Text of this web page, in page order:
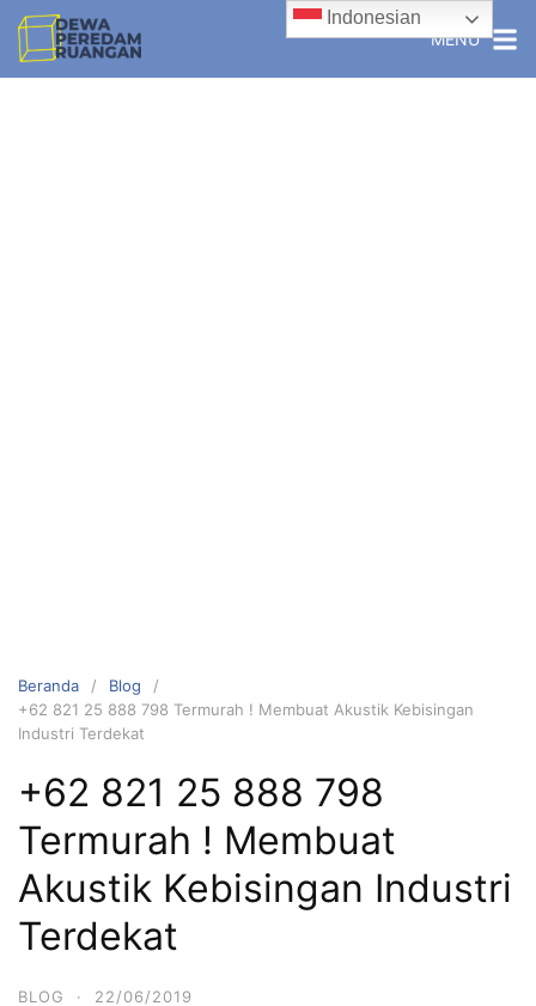
MENU
Beranda
Blog
+62 821 25 888 798 Termurah ! Membuat Akustik Kebisingan
Industri Terdekat
+62 821 25 888 798
Termurah ! Membuat
Akustik Kebisingan Industri
Terdekat
BLOG · 22/06/2019
Indonesian